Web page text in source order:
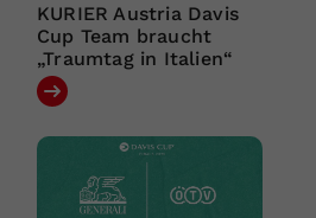
KURIER Austria Davis
Cup Team braucht
„Traumtag in Italien“